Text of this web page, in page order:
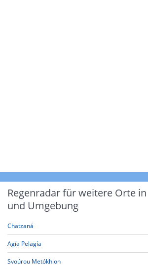
Regenradar für weitere Orte
und Umgebung
Chatzaná
Agía Pelagía
Svoúrou Metókhion